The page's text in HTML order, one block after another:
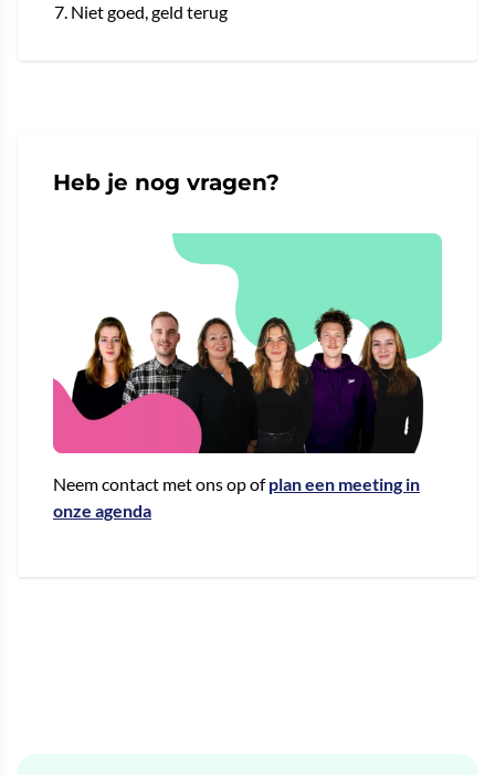
Niet goed, geld terug
Heb je nog vragen?
Neem contact met ons op ofplan een meeting in
onze agenda